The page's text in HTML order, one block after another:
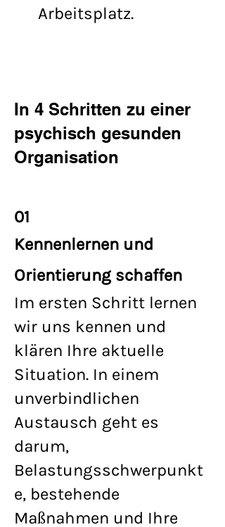
Arbeitsplatz.
01
Kennenlernen und
Orientierung schaffen
Im ersten Schritt lernen
wir uns kennen und
klären Ihre aktuelle
Situation. In einem
unverbindlichen
Austausch geht es
darum,
Belastungsschwerpunkt
e, bestehende
Maßnahmen und Ihre
In 4 Schritten zu einer
psychisch gesunden
Organisation